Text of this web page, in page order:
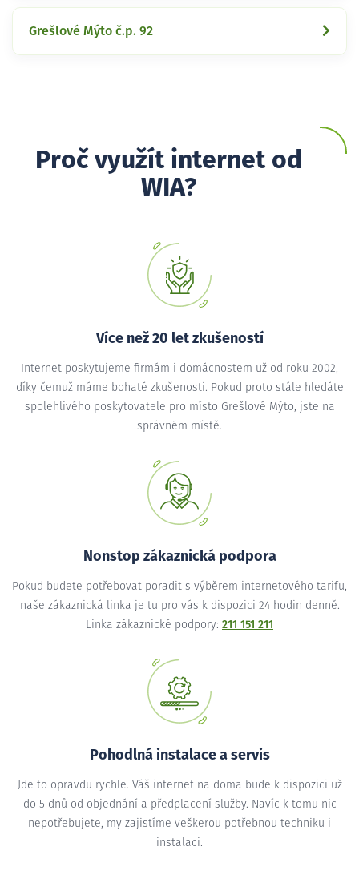
Grešlové Mýto č.p. 92
Proč využít internet od
WIA?
Více než 20 let zkušeností
Internet poskytujeme firmám i domácnostem už od roku 2002,
díky čemuž máme bohaté zkušenosti. Pokud proto stále hledáte
spolehlivého poskytovatele pro místo Grešlové Mýto, jste na
správném místě.
Nonstop zákaznická podpora
Pokud budete potřebovat poradit s výběrem internetového tarifu,
naše zákaznická linka je tu pro vás k dispozici 24 hodin denně.
Linka zákaznické podpory: 211 151 211
Pohodlná instalace a servis
Jde to opravdu rychle. Váš internet na doma bude k dispozici už
do 5 dnů od objednání a předplacení služby. Navíc k tomu nic
nepotřebujete, my zajistíme veškerou potřebnou techniku i
instalaci.